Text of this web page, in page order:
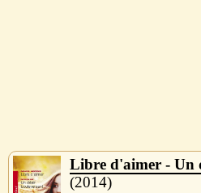
Libre d'aimer - Un
2014